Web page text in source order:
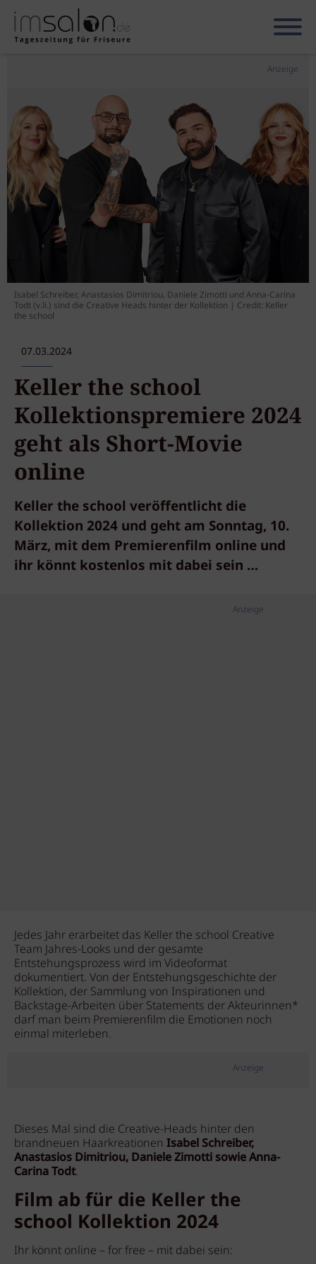
Anzeige
Isabel Schreiber, Anastasios Dimitriou, Daniele Zimotti und Anna-Carina
Todt (v.li.) sind die Creative Heads hinter der Kollektion | Credit: Keller
the school
07.03.2024
Keller the school
Kollektionspremiere 2024
geht als Short-Movie
online
Keller the school veröffentlicht die
Kollektion 2024 und geht am Sonntag, 10.
März, mit dem Premierenfilm online und
ihr könnt kostenlos mit dabei sein …
Anzeige
Jedes Jahr erarbeitet das Keller the school Creative
Team Jahres-Looks und der gesamte
Entstehungsprozess wird im Videoformat
dokumentiert. Von der Entstehungsgeschichte der
Kollektion, der Sammlung von Inspirationen und
Backstage-Arbeiten über Statements der Akteurinnen*
darf man beim Premierenfilm die Emotionen noch
einmal miterleben.
Anzeige
Dieses Mal sind die Creative-Heads hinter den
brandneuen Haarkreationen Isabel Schreiber,
Anastasios Dimitriou, Daniele Zimotti sowie Anna-
Carina Todt.
Film ab für die Keller the
school Kollektion 2024
Ihr könnt online – for free – mit dabei sein: